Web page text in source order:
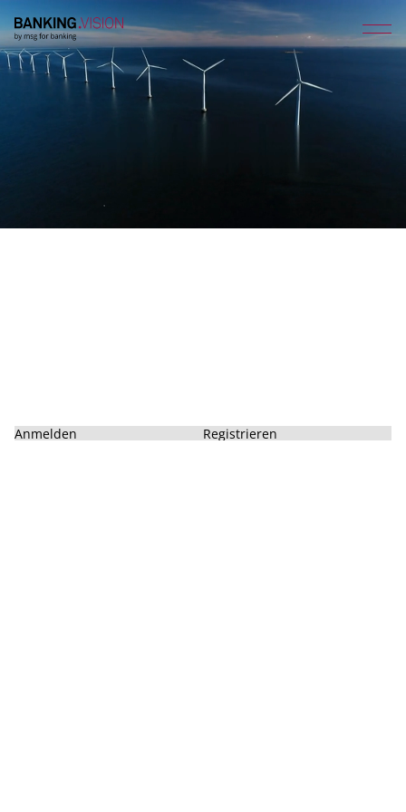
Anmelden Registrieren